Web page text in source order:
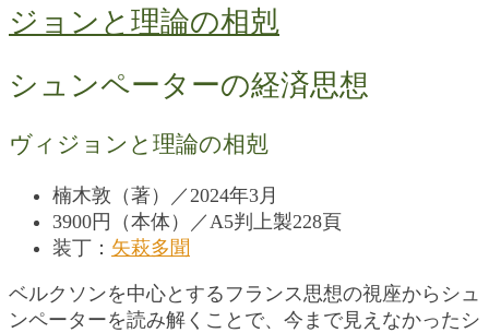
ジョンと理論の相剋
シュンペーターの経済思想
ヴィジョンと理論の相剋
楠木敦（著）／2024年3月
3900円（本体）／A5判上製228頁
装丁： 矢萩多聞
ベルクソンを中心とするフランス思想の視座からシュ
ンペーターを読み解くことで、今まで見えなかったシ